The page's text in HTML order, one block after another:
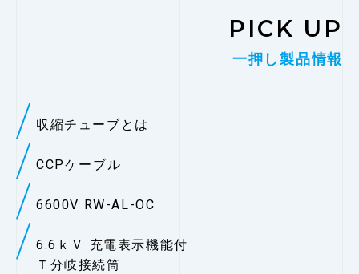
PICK UP
一押し製品情報
収縮チューブとは
CCPケーブル
6600V RW-AL-OC
6.6ｋＶ 充電表示機能付
Ｔ分岐接続筒